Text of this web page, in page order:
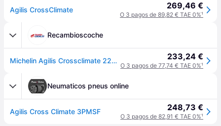
Agilis CrossClimate 269,46 €
O 3 pagos de 89,82 € TAE 0%¹
Recambioscoche
Michelin Agilis Crossclimate 225/75 R16 118R coche de turismo Neumáticos para todas las estaciones Neumáticos 041387 233,24 €
O 3 pagos de 77,74 € TAE 0%¹
Neumaticos pneus online
Agilis Cross Climate 3PMSF 248,73 €
O 3 pagos de 82,91 € TAE 0%¹